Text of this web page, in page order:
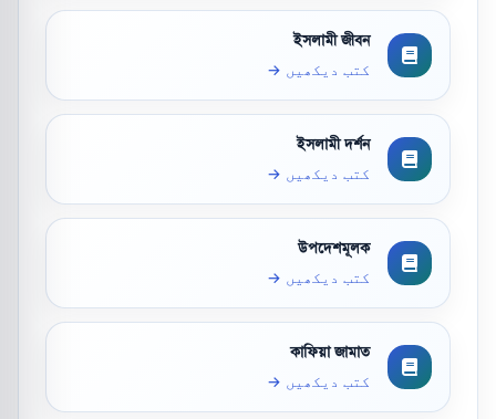
ইসলামী জীবন
کتب دیکھیں →
ইসলামী দর্শন
کتب دیکھیں →
উপদেশমূলক
کتب دیکھیں →
কাফিয়া জামাত
کتب دیکھیں →